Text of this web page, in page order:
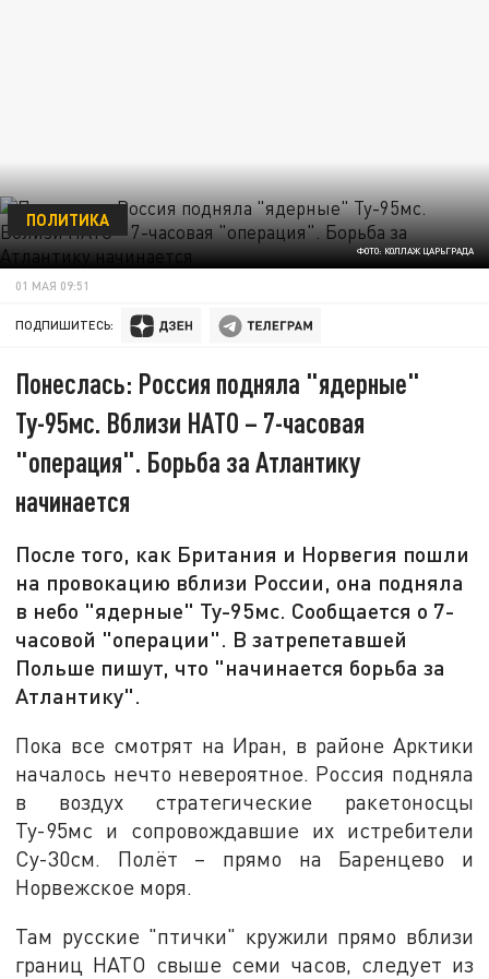
ФОТО: КОЛЛАЖ ЦАРЬГРАДА
ПОЛИТИКА
01 МАЯ 09:51
ПОДПИШИТЕСЬ:
Понеслась: Россия подняла "ядерные"
Ту-95мс. Вблизи НАТО – 7-часовая
"операция". Борьба за Атлантику
начинается
После того, как Британия и Норвегия пошли
на провокацию вблизи России, она подняла
в небо "ядерные" Ту-95мс. Сообщается о 7-
часовой "операции". В затрепетавшей
Польше пишут, что "начинается борьба за
Атлантику".
Пока все смотрят на Иран, в районе Арктики
началось нечто невероятное. Россия подняла
в воздух стратегические ракетоносцы
Ту-95мс и сопровождавшие их истребители
Су-30см. Полёт – прямо на Баренцево и
Норвежское моря.
Там русские "птички" кружили прямо вблизи
границ НАТО свыше семи часов, следует из